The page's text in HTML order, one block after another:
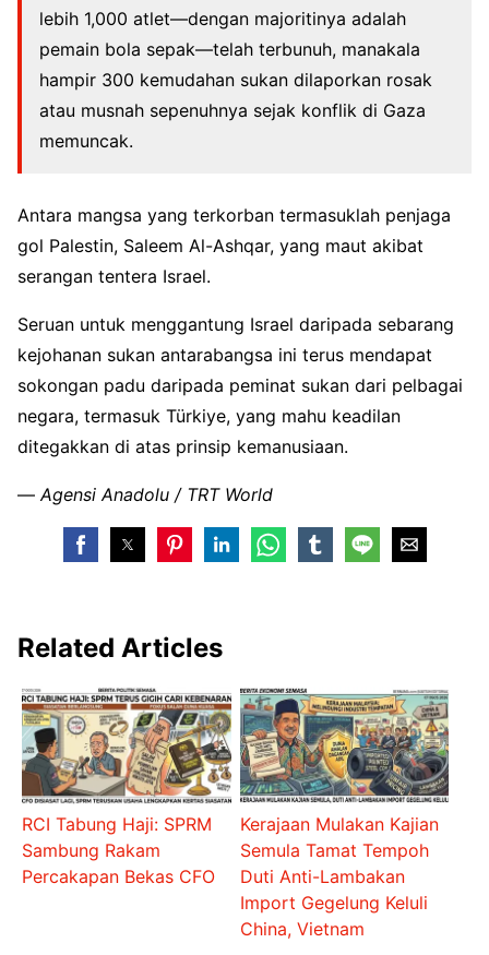
lebih 1,000 atlet—dengan majoritinya adalah
pemain bola sepak—telah terbunuh, manakala
hampir 300 kemudahan sukan dilaporkan rosak
atau musnah sepenuhnya sejak konflik di Gaza
memuncak.
Antara mangsa yang terkorban termasuklah penjaga
gol Palestin, Saleem Al-Ashqar, yang maut akibat
serangan tentera Israel.
Seruan untuk menggantung Israel daripada sebarang
kejohanan sukan antarabangsa ini terus mendapat
sokongan padu daripada peminat sukan dari pelbagai
negara, termasuk Türkiye, yang mahu keadilan
ditegakkan di atas prinsip kemanusiaan.
—Agensi Anadolu / TRT World
Related Articles
RCI Tabung Haji: SPRM
Sambung Rakam
Percakapan Bekas CFO
Kerajaan Mulakan Kajian
Semula Tamat Tempoh
Duti Anti-Lambakan
Import Gegelung Keluli
China, Vietnam